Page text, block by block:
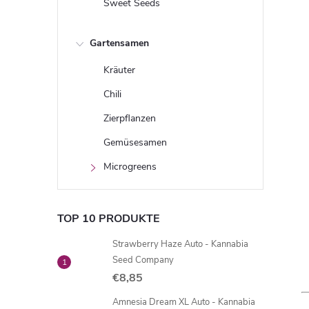
Sweet Seeds
Gartensamen
Kräuter
Chili
Zierpflanzen
Gemüsesamen
Microgreens
TOP 10 PRODUKTE
Strawberry Haze Auto - Kannabia
Seed Company
€8,85
Amnesia Dream XL Auto - Kannabia